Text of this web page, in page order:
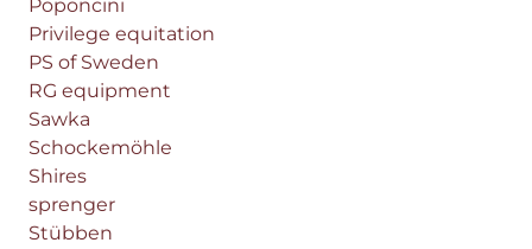
Poponcini
Privilege equitation
PS of Sweden
RG equipment
Sawka
Schockemöhle
Shires
sprenger
Stübben